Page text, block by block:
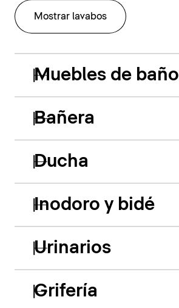
Mostrar lavabos
Muebles de baño
Bañera
Ducha
Inodoro y bidé
Urinarios
Grifería